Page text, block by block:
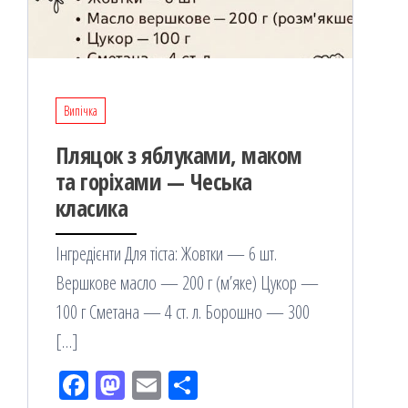
Випічка
Пляцок з яблуками, маком
та горіхами — Чеська
класика
Інгредієнти Для тіста: Жовтки — 6 шт.
Вершкове масло — 200 г (м’яке) Цукор —
100 г Сметана — 4 ст. л. Борошно — 300
[…]
Fac M Em